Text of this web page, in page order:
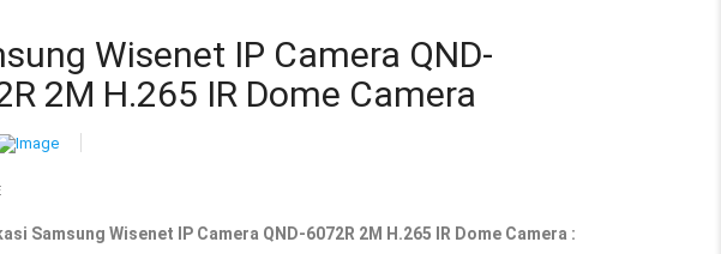
Wisenet IP Camera QND-
2M H.265 IR Dome Camera
Samsung Wisenet IP Camera QND-6072R 2M H.265 IR Dome Camera :